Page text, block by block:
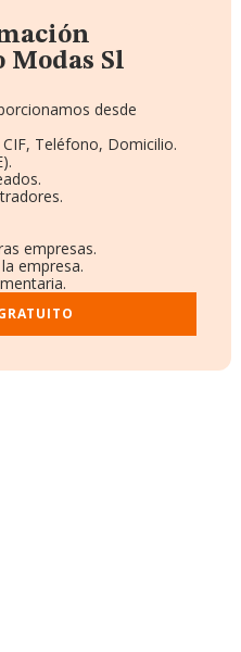
Sl
desde
Teléfono, Domicilio.
empresas.
empresa.